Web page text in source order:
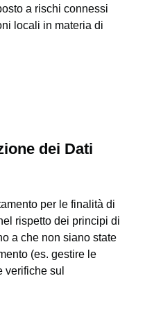
a rischi connessi
locali in materia di
dei Dati
per le finalità di
rispetto dei principi di
a che non siano state
(es. gestire le
verifiche sul